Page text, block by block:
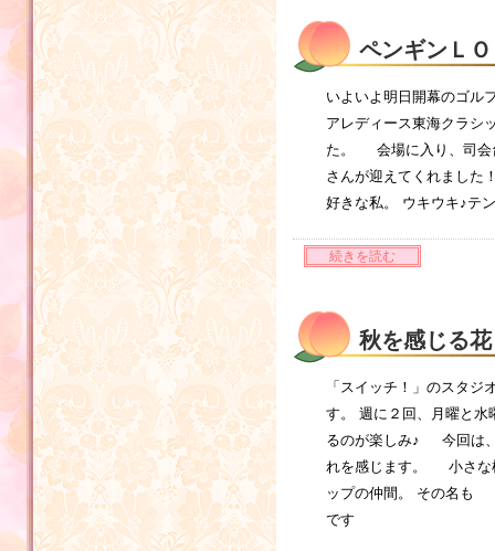
ペンギンＬ
いよいよ明日開幕のゴル
アレディース東海クラシ
た。 会場に入り、司会
さんが迎えてくれました
好きな私。 ウキウキ♪
続きを読む
秋を感じる
「スイッチ！」のスタジ
す。 週に２回、月曜と水
るのが楽しみ♪ 今回は
れを感じます。 小さな
ップの仲間。 その名も
です